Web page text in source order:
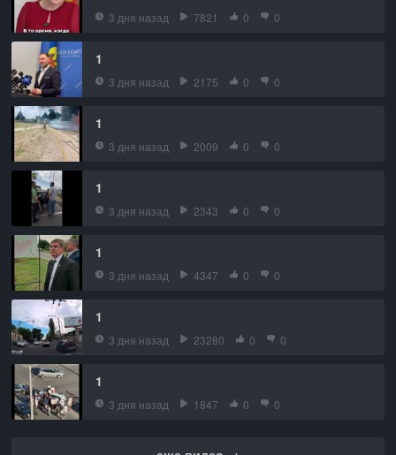
3 дня назад 7821 0 0
1
3 дня назад 2175 0 0
1
3 дня назад 2009 0 0
1
3 дня назад 2343 0 0
1
3 дня назад 4347 0 0
1
3 дня назад 23280 0 0
1
3 дня назад 1847 0 0